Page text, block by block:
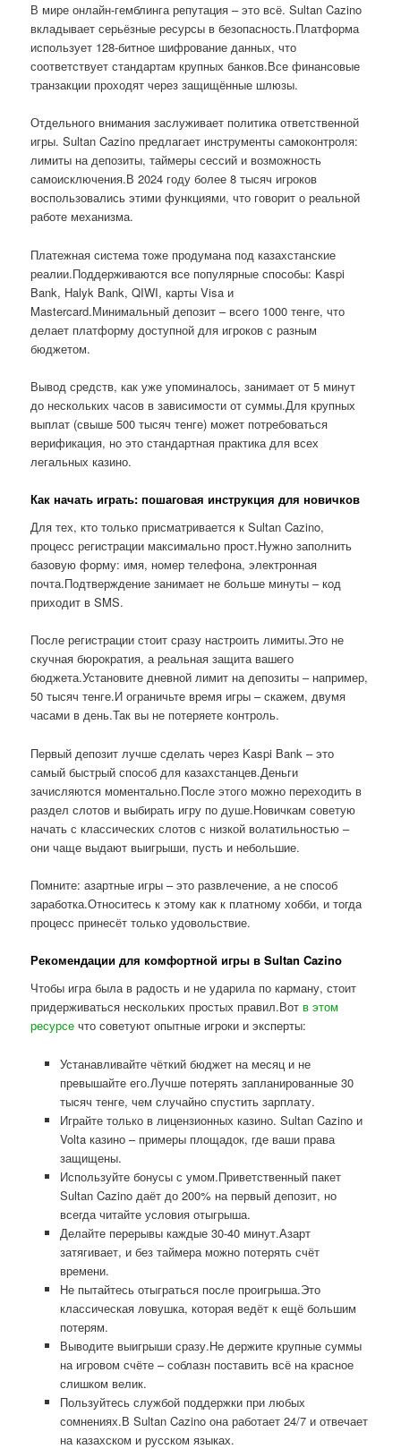
В мире онлайн-гемблинга репутация – это всё. Sultan Cazino
вкладывает серьёзные ресурсы в безопасность.Платформа
использует 128-битное шифрование данных, что
соответствует стандартам крупных банков.Все финансовые
транзакции проходят через защищённые шлюзы.
Отдельного внимания заслуживает политика ответственной
игры. Sultan Cazino предлагает инструменты самоконтроля:
лимиты на депозиты, таймеры сессий и возможность
самоисключения.В 2024 году более 8 тысяч игроков
воспользовались этими функциями, что говорит о реальной
работе механизма.
Платежная система тоже продумана под казахстанские
реалии.Поддерживаются все популярные способы: Kaspi
Bank, Halyk Bank, QIWI, карты Visa и
Mastercard.Минимальный депозит – всего 1000 тенге, что
делает платформу доступной для игроков с разным
бюджетом.
Вывод средств, как уже упоминалось, занимает от 5 минут
до нескольких часов в зависимости от суммы.Для крупных
выплат (свыше 500 тысяч тенге) может потребоваться
верификация, но это стандартная практика для всех
легальных казино.
Как начать играть: пошаговая инструкция для новичков
Для тех, кто только присматривается к Sultan Cazino,
процесс регистрации максимально прост.Нужно заполнить
базовую форму: имя, номер телефона, электронная
почта.Подтверждение занимает не больше минуты – код
приходит в SMS.
После регистрации стоит сразу настроить лимиты.Это не
скучная бюрократия, а реальная защита вашего
бюджета.Установите дневной лимит на депозиты – например,
50 тысяч тенге.И ограничьте время игры – скажем, двумя
часами в день.Так вы не потеряете контроль.
Первый депозит лучше сделать через Kaspi Bank – это
самый быстрый способ для казахстанцев.Деньги
зачисляются моментально.После этого можно переходить в
раздел слотов и выбирать игру по душе.Новичкам советую
начать с классических слотов с низкой волатильностью –
они чаще выдают выигрыши, пусть и небольшие.
Помните: азартные игры – это развлечение, а не способ
заработка.Относитесь к этому как к платному хобби, и тогда
процесс принесёт только удовольствие.
Рекомендации для комфортной игры в Sultan Cazino
Чтобы игра была в радость и не ударила по карману, стоит
придерживаться нескольких простых правил.Вотв этом
ресурсе что советуют опытные игроки и эксперты:
Устанавливайте чёткий бюджет на месяц и не
превышайте его.Лучше потерять запланированные 30
тысяч тенге, чем случайно спустить зарплату.
Играйте только в лицензионных казино. Sultan Cazino и
Volta казино – примеры площадок, где ваши права
защищены.
Используйте бонусы с умом.Приветственный пакет
Sultan Cazino даёт до 200% на первый депозит, но
всегда читайте условия отыгрыша.
Делайте перерывы каждые 30-40 минут.Азарт
затягивает, и без таймера можно потерять счёт
времени.
Не пытайтесь отыграться после проигрыша.Это
классическая ловушка, которая ведёт к ещё большим
потерям.
Выводите выигрыши сразу.Не держите крупные суммы
на игровом счёте – соблазн поставить всё на красное
слишком велик.
Пользуйтесь службой поддержки при любых
сомнениях.В Sultan Cazino она работает 24/7 и отвечает
на казахском и русском языках.